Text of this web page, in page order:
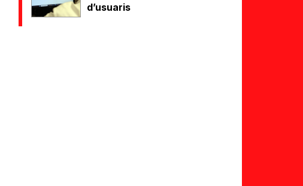
d’usuaris